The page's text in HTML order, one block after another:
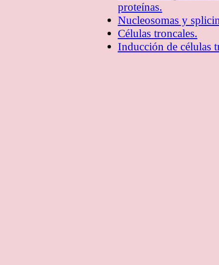
proteínas.
Nucleosomas y
Células troncales.
Inducción de células